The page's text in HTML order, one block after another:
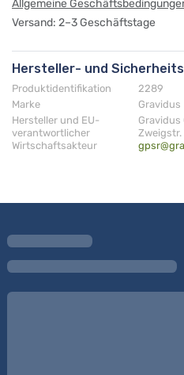
Allgemeine
Versand: 2–3 Geschäftstage
Hersteller- und
Produktidentifikation
2289
Marke
Gravidus
Hersteller und EU-
verantwortlicher
Wirtschaftsakteur
Gravidus
Zweigstr.